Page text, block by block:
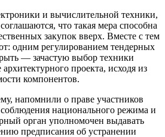
и вычислительной техники,
что такая мера способна
закупок вверх. Вместе с тем
одним регулированием тендерных
— зачастую выбор техники
проекта, исходя из
компонентов.
напомнили о праве участников
соблюдения национального режима и
орган уполномочен выдавать
предписания об устранении